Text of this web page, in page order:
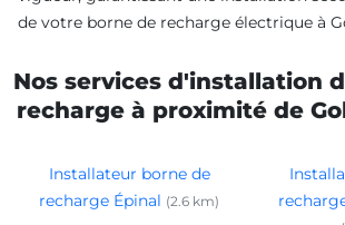
de votre borne de recharge électrique à
Nos services d'installation
recharge à proximité de
Installateur borne de
recharge Épinal (2.6 km)